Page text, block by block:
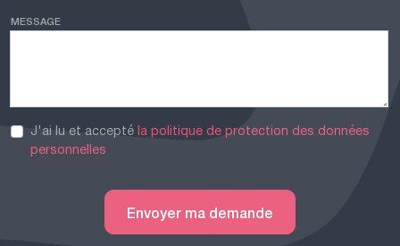
MESSAGE
J'ai lu et acceptéla politique de protection des données
personnelles
Envoyer ma demande